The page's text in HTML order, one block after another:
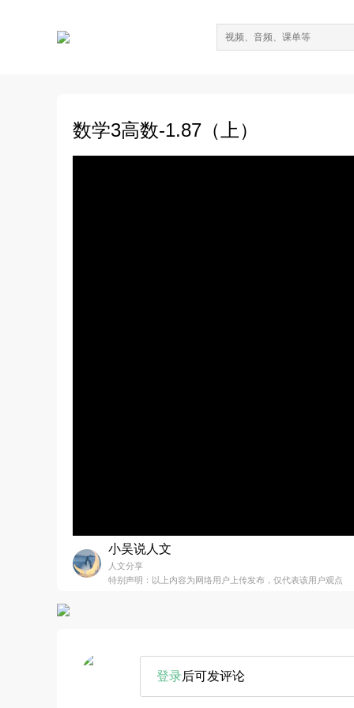
数学3高数-1.87（上）
小吴说人文
人文分享
特别声明：以上内容为网络用户上传发布，仅代表该用户观点
登录后可发评论